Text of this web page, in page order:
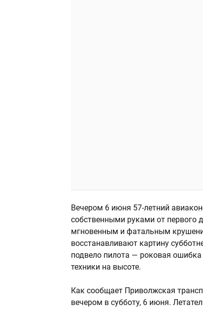
Вечером 6 июня 57-летний
собственными руками от первого
мгновенным и фатальным
восстанавливают картину
подвело пилота — роковая
техники на высоте.
Как сообщает Приволжская
вечером в субботу, 6 июня.